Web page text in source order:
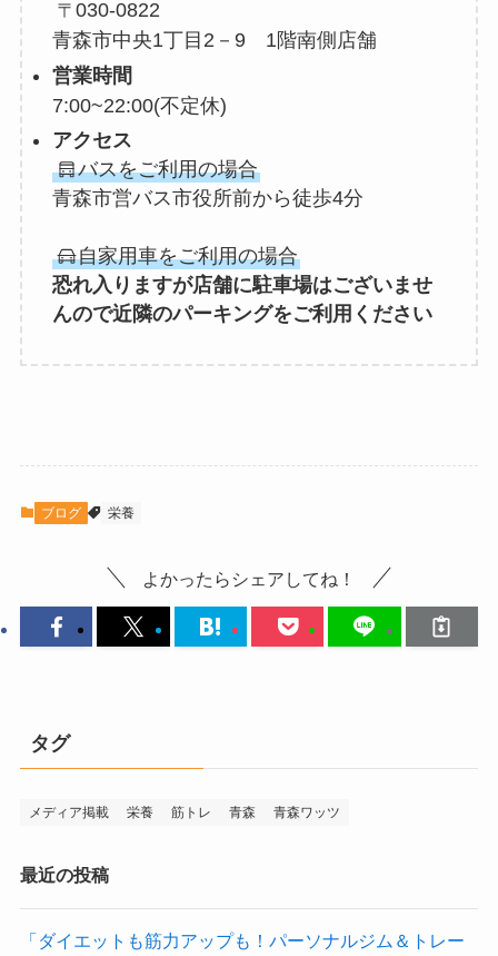
030-0822
青森市中央1丁目2－9 1階南側店舗
営業時間
7:00~22:00(不定休)
アクセス
バスをご利用の場合
青森市営バス市役所前から徒歩4分
自家用車をご利用の場合
恐れ入りますが店舗に駐車場はございませ
んので近隣のパーキングをご利用ください
ブログ 栄養
よかったらシェアしてね！
タグ
メディア掲載 栄養 筋トレ 青森 青森ワッツ
最近の投稿
「ダイエットも筋力アップも！パーソナルジム＆トレー